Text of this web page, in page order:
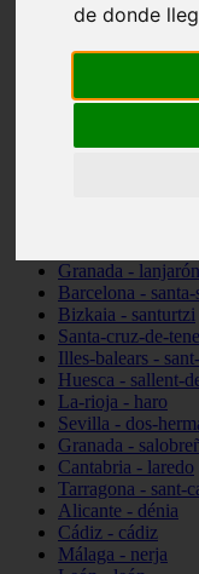
de donde
Cantabria -
Barcelona - la-
Murcia - cartagena
Madrid - nuevo-
Granada - lanjarón
Barcelona - santa-
Bizkaia - santurtzi
Santa-cruz-de-
Illes-balears -
Huesca - sallent-
La-rioja - haro
Sevilla - dos-
Granada -
Cantabria - laredo
Tarragona - sant-
Alicante - dénia
Cádiz - cádiz
Málaga - nerja